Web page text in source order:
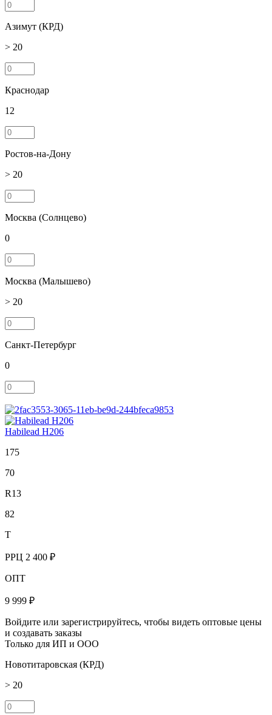
Азимут (КРД)
> 20
Краснодар
12
Ростов-на-Дону
> 20
Москва (Солнцево)
0
Москва (Малышево)
> 20
Санкт-Петербург
0
Habilead H206
175
70
R13
82
T
РРЦ 2 400 ₽
ОПТ
9 999 ₽
Войдите или зарегистрируйтесь, чтобы видеть оптовые цены
и создавать заказы
Только для ИП и ООО
Новотитаровская (КРД)
> 20